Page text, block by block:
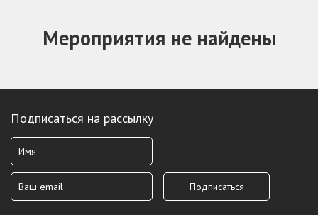
Мероприятия не найдены
Подписаться на рассылку